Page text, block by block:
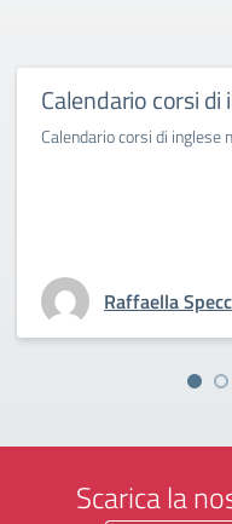
Calendario corsi
Calendario corsi di inglese
Raffaella
Scarica la